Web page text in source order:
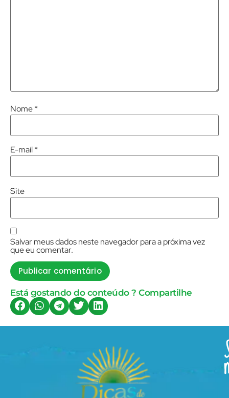
Nome*
E-mail*
Site
Salvar meus dados neste navegador para a próxima vez
que eu comentar.
Está gostando do conteúdo ? Compartilhe